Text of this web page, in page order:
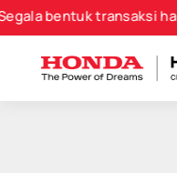
transaksi hanya